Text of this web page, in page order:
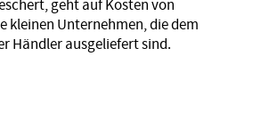
geht auf Kosten von
kleinen Unternehmen, die dem
Händler ausgeliefert sind.